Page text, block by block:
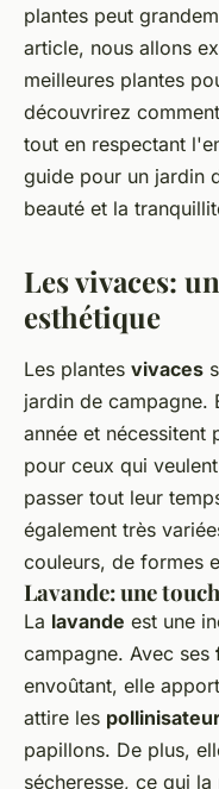
plantes peut
article, nous allons
meilleures plantes
découvrirez
tout en respectant
guide pour un jardin
beauté et la
Les vivaces:
esthétique
Les plantes vivaces
jardin de campagne.
année et nécessitent
pour ceux qui
passer tout leur
également très
couleurs, de formes
Lavande: une
La lavande est une
campagne. Avec ses
envoûtant, elle
attire les
papillons. De plus,
sécheresse, ce qui